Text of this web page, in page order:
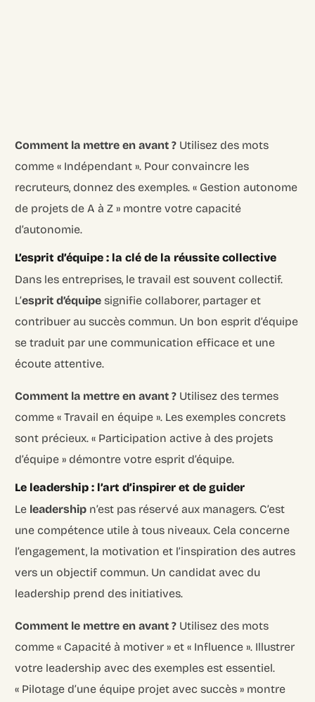
Comment la mettre en avant ? Utilisez des mots
comme « Indépendant ». Pour convaincre les
recruteurs, donnez des exemples. « Gestion autonome
de projets de A à Z » montre votre capacité
d’autonomie.
L’esprit d’équipe : la clé de la réussite collective
Dans les entreprises, le travail est souvent collectif.
L’esprit d’équipe signifie collaborer, partager et
contribuer au succès commun. Un bon esprit d’équipe
se traduit par une communication efficace et une
écoute attentive.
Comment la mettre en avant ? Utilisez des termes
comme « Travail en équipe ». Les exemples concrets
sont précieux. « Participation active à des projets
d’équipe » démontre votre esprit d’équipe.
Le leadership : l’art d’inspirer et de guider
Le leadership n’est pas réservé aux managers. C’est
une compétence utile à tous niveaux. Cela concerne
l’engagement, la motivation et l’inspiration des autres
vers un objectif commun. Un candidat avec du
leadership prend des initiatives.
Comment le mettre en avant ? Utilisez des mots
comme « Capacité à motiver » et « Influence ». Illustrer
votre leadership avec des exemples est essentiel.
« Pilotage d’une équipe projet avec succès » montre